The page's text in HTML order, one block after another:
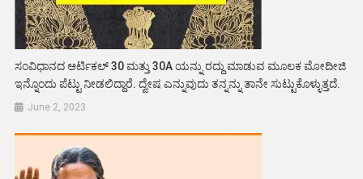
ಸಂವಿಧಾನದ ಆರ್ಟಿಕಲ್ 30 ಮತ್ತು 30A ಯನ್ನು ರದ್ದು ಮಾಡುವ ಮೂಲಕ ಮೋದೀಜಿ
ಇನ್ನೊಂದು ಪೆಟ್ಟು ನೀಡಲಿದ್ದಾರೆ. ದ್ವೇಷ ಎನ್ನುವುದು ತನ್ನನ್ನು ತಾನೇ ಸುಟ್ಟುಕೊಳ್ಳುತ್ತದೆ.
June 2, 2023